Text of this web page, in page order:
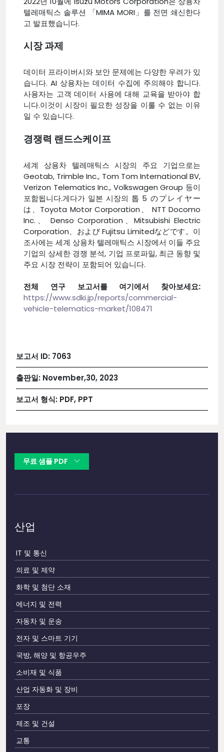
텔레매틱스 솔루션 「MIMA MORI」를 전면 쇄신한다
고 발표했습니다.
시장 과제
데이터 프라이버시와 보안 문제에는 다양한 우려가 있
습니다. AI 상용차는 데이터 수집에 주의해야 합니다.
사용자는 고객 데이터 사용에 대해 교육을 받아야 합
니다.이것이 시장이 필요한 성장을 이룰 수 없는 이유
일 수 있습니다.
경쟁력 랜드스케이프
세계 상용차 텔레매틱스 시장의 주요 기업으로는
Geotab, Trimble Inc., Tom Tom International BV,
Verizon Telematics Inc., Volkswagen Group 등이
포함됩니다.게다가 일본 시장의 톱 5 のプレイヤー
は、Toyota Motor Corporation、 NTT Docomo
Inc.、 Denso Corporation、Mitsubishi Electric
Corporation、および Fujitsu Limitedなどです。이
조사에는 세계 상용차 텔레매틱스 시장에서 이들 주요
기업의 상세한 경쟁 분석, 기업 프로파일, 최근 동향 및
주요 시장 전략이 포함되어 있습니다.
전체 연구 보고서를 여기에서 찾아보세요:
https://www.sdki.jp/reports/commercial-
vehicle-telematics-market/108471
보고서 ID: 7063
출판일: November,30, 2023
보고서 형식: PDF, PPT
무료 샘플 PDF
산업
IT 및 통신
의료 및 제약
화학 및 첨단 소재
에너지 및 전력
자동차 및 운송
전자 및 스마트 기기
국방, 해양 및 항공우주
소비재 및 식품
산업 자동화 및 장비
포장
제조 및 건설
교통